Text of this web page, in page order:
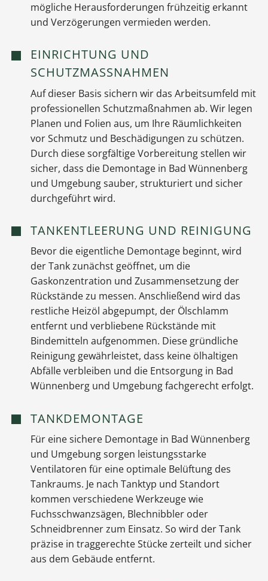
mögliche Herausforderungen frühzeitig erkannt
und Verzögerungen vermieden werden.
EINRICHTUNG UND
SCHUTZMASSNAHMEN
Auf dieser Basis sichern wir das Arbeitsumfeld mit
professionellen Schutzmaßnahmen ab. Wir legen
Planen und Folien aus, um Ihre Räumlichkeiten
vor Schmutz und Beschädigungen zu schützen.
Durch diese sorgfältige Vorbereitung stellen wir
sicher, dass die Demontage in Bad Wünnenberg
und Umgebung sauber, strukturiert und sicher
durchgeführt wird.
TANKENTLEERUNG UND REINIGUNG
Bevor die eigentliche Demontage beginnt, wird
der Tank zunächst geöffnet, um die
Gaskonzentration und Zusammensetzung der
Rückstände zu messen. Anschließend wird das
restliche Heizöl abgepumpt, der Ölschlamm
entfernt und verbliebene Rückstände mit
Bindemitteln aufgenommen. Diese gründliche
Reinigung gewährleistet, dass keine ölhaltigen
Abfälle verbleiben und die Entsorgung in Bad
Wünnenberg und Umgebung fachgerecht erfolgt.
TANKDEMONTAGE
Für eine sichere Demontage in Bad Wünnenberg
und Umgebung sorgen leistungsstarke
Ventilatoren für eine optimale Belüftung des
Tankraums. Je nach Tanktyp und Standort
kommen verschiedene Werkzeuge wie
Fuchsschwanzsägen, Blechnibbler oder
Schneidbrenner zum Einsatz. So wird der Tank
präzise in traggerechte Stücke zerteilt und sicher
aus dem Gebäude entfernt.